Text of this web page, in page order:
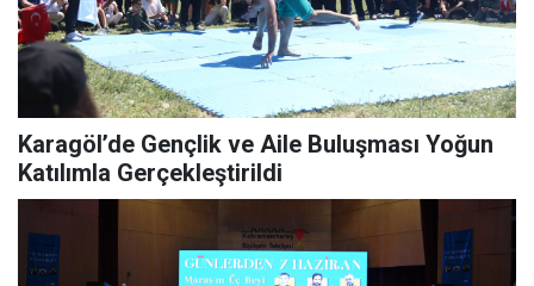
Karagöl’de Gençlik ve Aile Buluşması Yoğun
Katılımla Gerçekleştirildi